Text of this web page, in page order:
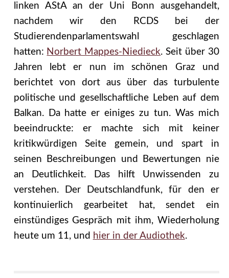
linken AStA an der Uni Bonn ausgehandelt,
nachdem wir den RCDS bei der
Studierendenparlamentswahl geschlagen
hatten: Norbert Mappes-Niedieck. Seit über 30
Jahren lebt er nun im schönen Graz und
berichtet von dort aus über das turbulente
politische und gesellschaftliche Leben auf dem
Balkan. Da hatte er einiges zu tun. Was mich
beeindruckte: er machte sich mit keiner
kritikwürdigen Seite gemein, und spart in
seinen Beschreibungen und Bewertungen nie
an Deutlichkeit. Das hilft Unwissenden zu
verstehen. Der Deutschlandfunk, für den er
kontinuierlich gearbeitet hat, sendet ein
einstündiges Gespräch mit ihm, Wiederholung
heute um 11, und hier in der Audiothek.